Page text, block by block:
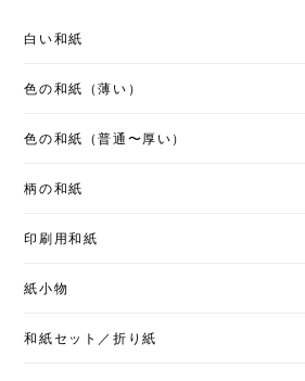
白い和紙
色の和紙（薄い）
色の和紙（普通〜厚い）
柄の和紙
印刷用和紙
紙小物
和紙セット／折り紙